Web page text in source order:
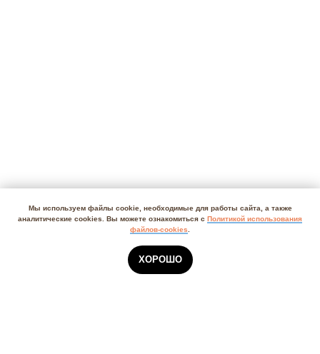
Мы используем файлы cookie, необходимые для работы сайта, а также
аналитические cookies. Вы можете ознакомиться с Политикой использования
файлов-cookies.
ХОРОШО